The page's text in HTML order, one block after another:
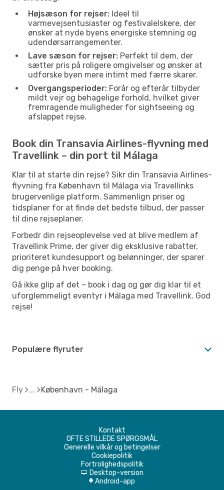
Højsæson for rejser: Ideel til
varmevejsentusiaster og festivalelskere, der
ønsker at nyde byens energiske stemning og
udendørsarrangementer.
Lave sæson for rejser: Perfekt til dem, der
sætter pris på roligere omgivelser og ønsker at
udforske byen mere intimt med færre skarer.
Overgangsperioder: Forår og efterår tilbyder
mildt vejr og behagelige forhold, hvilket giver
fremragende muligheder for sightseeing og
afslappet rejse.
Book din Transavia Airlines-flyvning med
Travellink – din port til Málaga
Klar til at starte din rejse? Sikr din Transavia Airlines-
flyvning fra København til Málaga via Travellinks
brugervenlige platform. Sammenlign priser og
tidsplaner for at finde det bedste tilbud, der passer
til dine rejseplaner.
Forbedr din rejseoplevelse ved at blive medlem af
Travellink Prime, der giver dig eksklusive rabatter,
prioriteret kundesupport og belønninger, der sparer
dig penge på hver booking.
Gå ikke glip af det – book i dag og gør dig klar til et
uforglemmeligt eventyr i Málaga med Travellink. God
rejse!
Populære flyruter
Fly København - Málaga
Kontakt
OFTE STILLEDE SPØRGSMÅL
Generelle vilkår og betingelser
Cookiepolitik
Fortrolighedspolitik
d Desktop-version
A Android-app